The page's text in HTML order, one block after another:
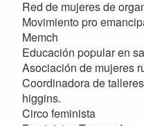
Red de mujeres de
Movimiento pro
Memch
Educación popular en
Asociación de mujeres
Coordinadora de
higgins.
Circo feminista